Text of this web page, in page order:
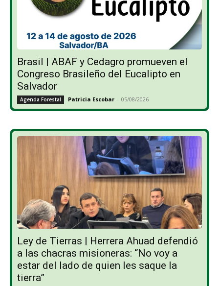
Brasil | ABAF y Cedagro promueven el
Congreso Brasileño del Eucalipto en
Salvador
Agenda Forestal Patricia Escobar - 05/08/2026
Ley de Tierras | Herrera Ahuad defendió
a las chacras misioneras: “No voy a
estar del lado de quien les saque la
tierra”